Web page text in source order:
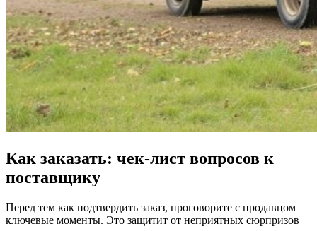
Как заказать: чек-лист вопросов к
поставщику
Перед тем как подтвердить заказ, проговорите с продавцом
ключевые моменты. Это защитит от неприятных сюрпризов